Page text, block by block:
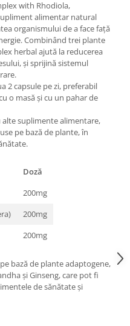
with Rhodiola,
alimentar natural
organismului de a face față
Combinând trei plante
herbal ajută la reducerea
și sprijină sistemul
2 capsule pe zi, preferabil
o masă și cu un pahar de
suplimente alimentare,
pe bază de plante, în
Doză
200mg
200mg
200mg
bază de plante adaptogene,
și Ginseng, care pot fi
de sănătate și